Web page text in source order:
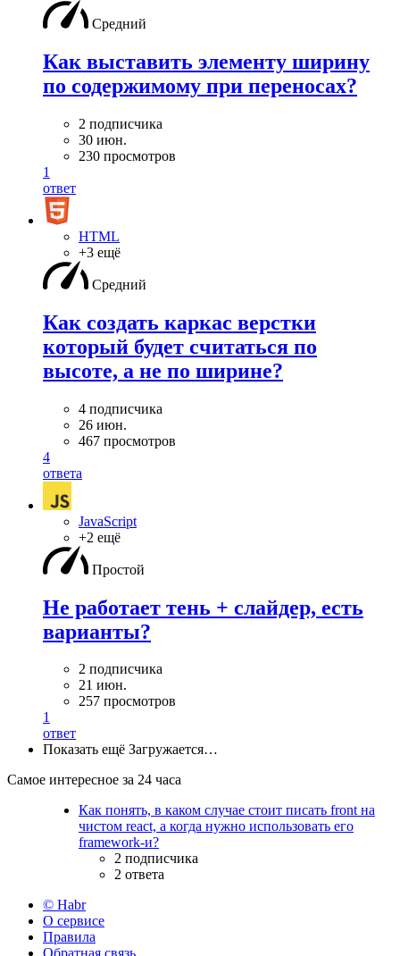
Средний
Как выставить элементу ширину
по содержимому при переносах?
2 подписчика
30 июн.
230 просмотров
1
ответ
HTML
+3 ещё
Средний
Как создать каркас верстки
который будет считаться по
высоте, а не по ширине?
4 подписчика
26 июн.
467 просмотров
4
ответа
JavaScript
+2 ещё
Простой
Не работает тень + слайдер, есть
варианты?
2 подписчика
21 июн.
257 просмотров
1
ответ
Показать ещё Загружается…
Самое интересное за 24 часа
Как понять, в каком случае стоит писать front на
чистом react, а когда нужно использовать его
framework-и?
2 подписчика
2 ответа
© Habr
О сервисе
Правила